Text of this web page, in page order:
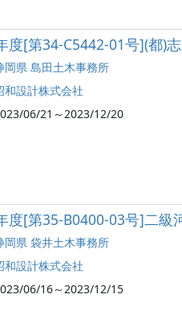
度[第34-C5442-01号](都)
岡県 島田土木事務所
和設計株式会社
06/21～2023/12/20
度[第35-B0400-03号]二級
岡県 袋井土木事務所
和設計株式会社
06/16～2023/12/15